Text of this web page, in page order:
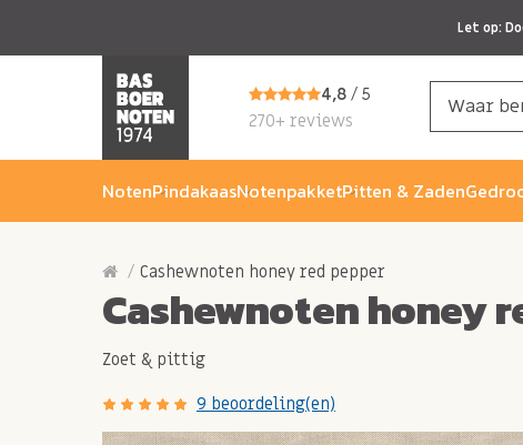
Let op:
4,8/ 5
270+ reviews
NotenPindakaasNotenpakketPitten & Zaden
Cashewnoten honey red pepper
Cashewnoten honey
Zoet & pittig
9 beoordeling(en)